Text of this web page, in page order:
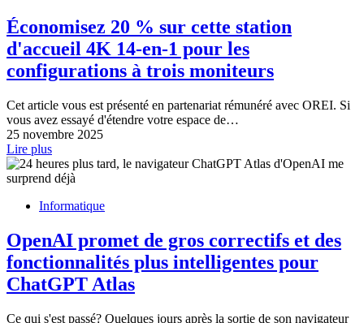
Économisez 20 % sur cette station
d'accueil 4K 14-en-1 pour les
configurations à trois moniteurs
Cet article vous est présenté en partenariat rémunéré avec OREI. Si
vous avez essayé d'étendre votre espace de…
25 novembre 2025
Lire plus
Informatique
OpenAI promet de gros correctifs et des
fonctionnalités plus intelligentes pour
ChatGPT Atlas
Ce qui s'est passé? Quelques jours après la sortie de son navigateur